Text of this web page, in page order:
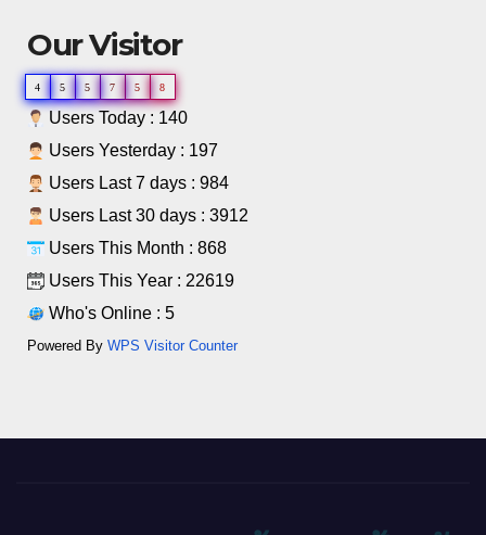
Our Visitor
4 5 5 7 5 8
Users Today : 140
Users Yesterday : 197
Users Last 7 days : 984
Users Last 30 days : 3912
Users This Month : 868
Users This Year : 22619
Who's Online : 5
Powered By WPS Visitor Counter